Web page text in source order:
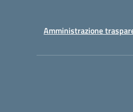
Amministrazione